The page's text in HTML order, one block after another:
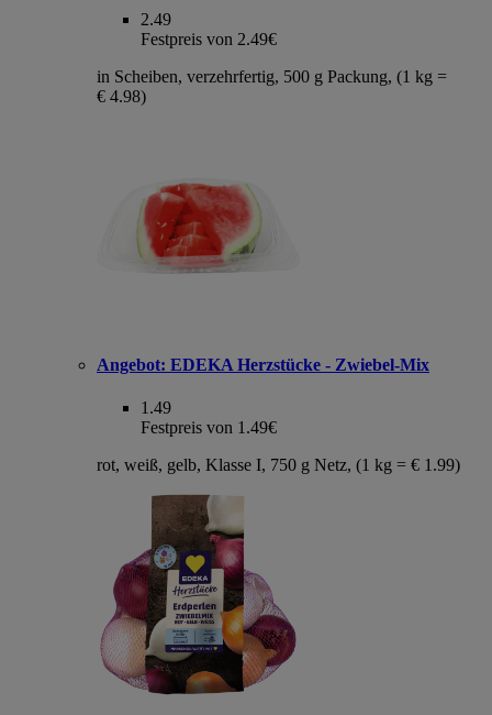
2.49
Festpreis von 2.49€
in Scheiben, verzehrfertig, 500 g Packung, (1 kg =
€ 4.98)
Angebot: EDEKA Herzstücke - Zwiebel-Mix
1.49
Festpreis von 1.49€
rot, weiß, gelb, Klasse I, 750 g Netz, (1 kg = € 1.99)